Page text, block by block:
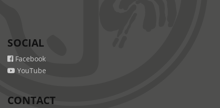
SOCIAL
Facebook
YouTube
CONTACT